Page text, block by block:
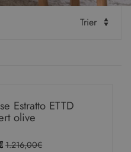
Trier
Estratto ETTD
olive
1.216,00€